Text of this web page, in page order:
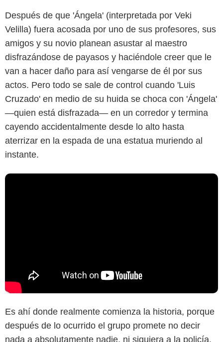
Después de que 'Ángela' (interpretada por Veki
Velilla) fuera acosada por uno de sus profesores, sus
amigos y su novio planean asustar al maestro
disfrazándose de payasos y haciéndole creer que le
van a hacer daño para así vengarse de él por sus
actos. Pero todo se sale de control cuando 'Luis
Cruzado' en medio de su huida se choca con 'Ángela'
—quien está disfrazada— en un corredor y termina
cayendo accidentalmente desde lo alto hasta
aterrizar en la espada de una estatua muriendo al
instante.
Es ahí donde realmente comienza la historia, porque
después de lo ocurrido el grupo promete no decir
nada a absolutamente nadie, ni siquiera a la policía.